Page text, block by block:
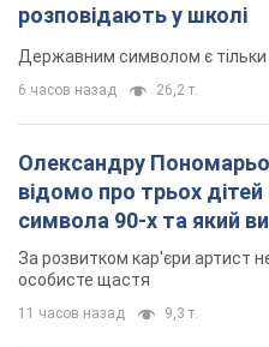
розповідають у школі
Державним символом є тільки
6 часов назад 26,2 т.
Олександру
відомо про трьох дітей
символа 90-х та який
мають
За розвитком кар'єри артист
особисте щастя
11 часов назад 9,3 т.